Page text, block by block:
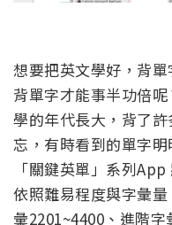
想要把英文學好，背
背單字才能事半功倍
學的年代長大，背了
忘，有時看到的單字
「關鍵英單」系列
依照難易程度與字彙
彙2201~4400、進階